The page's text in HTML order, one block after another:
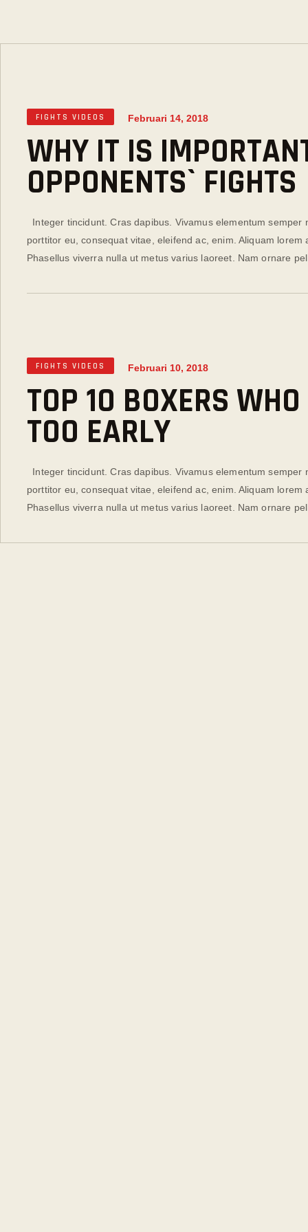
FIGHTS VIDEOS Februari 14, 2018
WHY IT IS
OPPONENTS` FIGHTS
Integer tincidunt. Cras dapibus. Vivamus elementum
porttitor eu, consequat vitae, eleifend ac, enim. Aliquam
Phasellus viverra nulla ut metus varius laoreet. Nam ornare
FIGHTS VIDEOS Februari 10, 2018
TOP 10 BOXERS
TOO EARLY
Integer tincidunt. Cras dapibus. Vivamus elementum
porttitor eu, consequat vitae, eleifend ac, enim. Aliquam
Phasellus viverra nulla ut metus varius laoreet. Nam ornare